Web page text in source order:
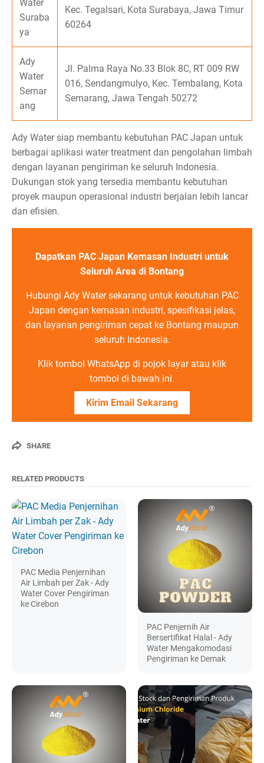
Water
Suraba
ya
Kec. Tegalsari, Kota Surabaya, Jawa Timur
60264
Ady
Water
Semar
ang
Jl. Palma Raya No.33 Blok 8C, RT 009 RW
016, Sendangmulyo, Kec. Tembalang, Kota
Semarang, Jawa Tengah 50272
Ady Water siap membantu kebutuhan PAC Japan untuk
berbagai aplikasi water treatment dan pengolahan limbah
dengan layanan pengiriman ke seluruh Indonesia.
Dukungan stok yang tersedia membantu kebutuhan
proyek maupun operasional industri berjalan lebih lancar
dan efisien.
Dapatkan PAC Japan Kemasan Industri untuk
Seluruh Area di Bontang
Hubungi Ady Water sekarang untuk kebutuhan PAC
Japan dengan kemasan industri, spesifikasi jelas,
dan layanan pengiriman cepat ke Bontang maupun
seluruh Indonesia.
Klik tombol WhatsApp di pojok layar atau klik
tombol di bawah ini.
Kirim Email Sekarang
SHARE
RELATED PRODUCTS
PAC Media Penjernihan
Air Limbah per Zak - Ady
Water Cover Pengiriman
ke Cirebon
PAC Penjernih Air
Bersertifikat Halal - Ady
Water Mengakomodasi
Pengiriman ke Demak